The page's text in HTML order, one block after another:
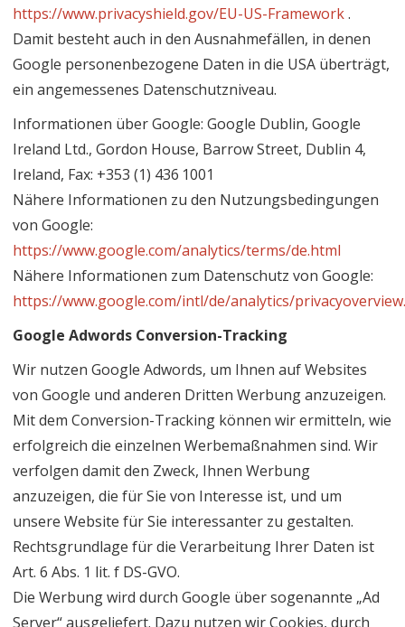
https://www.privacyshield.gov/EU-US-Framework.
Damit besteht auch in den Ausnahmefällen, in denen
Google personenbezogene Daten in die USA überträgt,
ein angemessenes Datenschutzniveau.
Informationen über Google: Google Dublin, Google
Ireland Ltd., Gordon House, Barrow Street, Dublin 4,
Ireland, Fax: +353 (1) 436 1001
Nähere Informationen zu den Nutzungsbedingungen
von Google:
https://www.google.com/analytics/terms/de.html
Nähere Informationen zum Datenschutz von Google:
https://www.google.com/intl/de/analytics/
Google Adwords Conversion-Tracking
Wir nutzen Google Adwords, um Ihnen auf Websites
von Google und anderen Dritten Werbung anzuzeigen.
Mit dem Conversion-Tracking können wir ermitteln, wie
erfolgreich die einzelnen Werbemaßnahmen sind. Wir
verfolgen damit den Zweck, Ihnen Werbung
anzuzeigen, die für Sie von Interesse ist, und um
unsere Website für Sie interessanter zu gestalten.
Rechtsgrundlage für die Verarbeitung Ihrer Daten ist
Art. 6 Abs. 1 lit. f DS-GVO.
Die Werbung wird durch Google über sogenannte „Ad
Server“ ausgeliefert. Dazu nutzen wir Cookies, durch